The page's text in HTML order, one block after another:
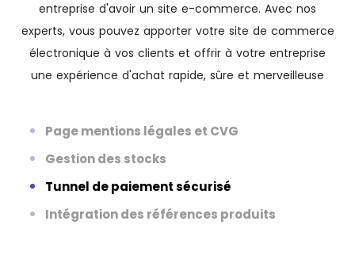
entreprise d'avoir un site e-commerce. Avec nos
experts, vous pouvez apporter votre site de commerce
électronique à vos clients et offrir à votre entreprise
une expérience d'achat rapide, sûre et merveilleuse
Page mentions légales et CVG
Gestion des stocks
Tunnel de paiement sécurisé
Intégration des références produits